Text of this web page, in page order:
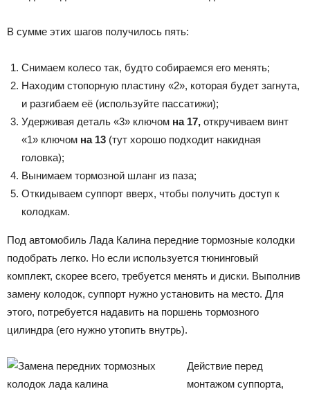
В сумме этих шагов получилось пять:
Снимаем колесо так, будто собираемся его менять;
Находим стопорную пластину «2», которая будет загнута,
и разгибаем её (используйте пассатижи);
Удерживая деталь «3» ключом на 17, откручиваем винт
«1» ключом на 13 (тут хорошо подходит накидная
головка);
Вынимаем тормозной шланг из паза;
Откидываем суппорт вверх, чтобы получить доступ к
колодкам.
Под автомобиль Лада Калина передние тормозные колодки
подобрать легко. Но если используется тюнинговый
комплект, скорее всего, требуется менять и диски. Выполнив
замену колодок, суппорт нужно установить на место. Для
этого, потребуется надавить на поршень тормозного
цилиндра (его нужно утопить внутрь).
Действие перед
монтажом суппорта,